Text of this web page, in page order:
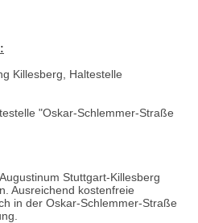
Killesberg, Haltestelle
"Oskar-Schlemmer-Straße
Stuttgart-Killesberg
Ausreichend kostenfreie
in der Oskar-Schlemmer-Straße